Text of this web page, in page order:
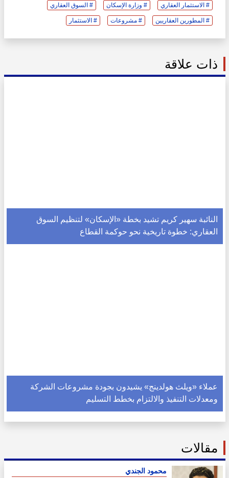
# الاستثمار العقاري # وزارة الإسكان # السوق العقاري
# المطورين العقاريين # مشروعات # الاستثمار
ذات علاقة
النائبة سهير كريم تشيد بخطة «الإسكان» لتنظيم السوق
العقاري: خطوة تاريخية نحو حوكمة القطاع
عملاء «ويلث هولدينج» يشيدون بجودة مشروعات الشركة
ومعدلات التنفيذ والالتزام بخطط التسليم
مقالات
محمود الجندي